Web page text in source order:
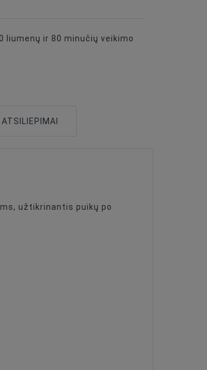
liumenų ir 80 minučių veikimo
ATSILIEPIMAI
užtikrinantis puikų po